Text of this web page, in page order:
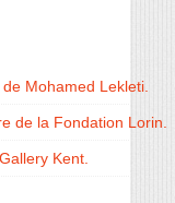
Mohamed Lekleti.
de la Fondation Lorin.
Kent.